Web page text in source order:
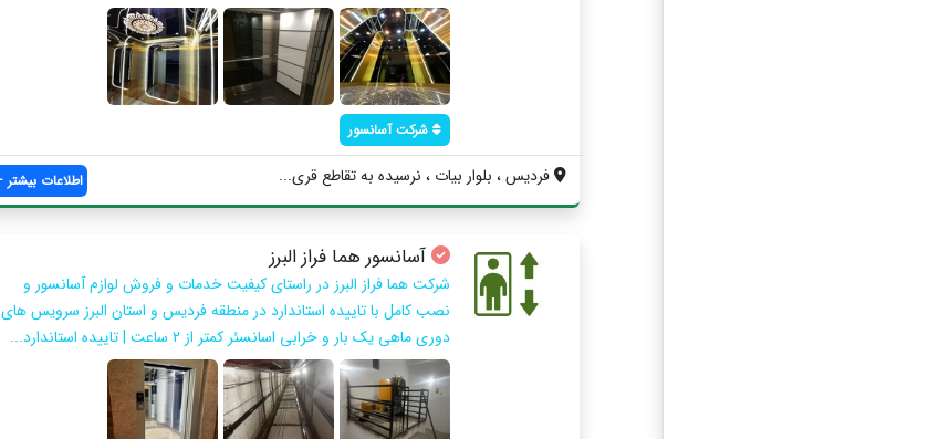
شرکت آسانسور
فردیس ، بلوار بیات ، نرسیده به تقاطع قری... اطلاعات بیشتر
آسانسور هما فراز البرز
شرکت هما فراز البرز در راستای کیفیت خدمات و فروش لوازم آسانسور و
نصب کامل با تاییده استاندارد در منطقه فردیس و استان البرز سرویس های
دوری ماهی یک بار و خرابی اسانسئر کمتر از 2 ساعت | تاییده استاندارد...